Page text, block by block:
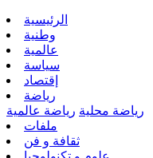
الرئيسية
وطنية
عالمية
سياسة
إقتصاد
رياضة
رياضة محلية رياضة عالمية
ملفات
ثقافة و فن